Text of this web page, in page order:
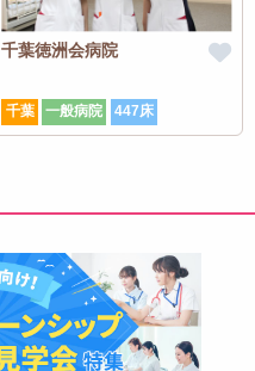
千葉徳洲会病院
千葉 一般病院 447床